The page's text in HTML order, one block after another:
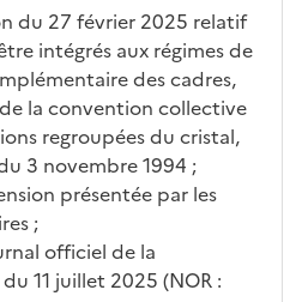
du 27 février 2025 relatif
intégrés aux régimes de
des cadres,
la convention collective
regroupées du cristal,
3 novembre 1994 ;
présentée par les
;
officiel de la
11 juillet 2025 (NOR :